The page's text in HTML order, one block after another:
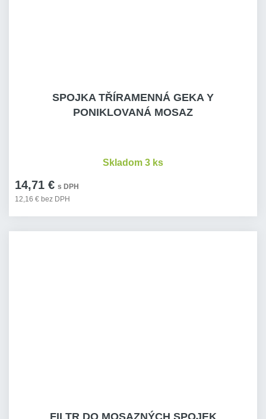
SPOJKA TŘÍRAMENNÁ GEKA Y
PONIKLOVANÁ MOSAZ
14,71 € s DPH
12,16 € bez DPH
Skladom 3 ks
FILTR DO MOSAZNÝCH SPOJEK